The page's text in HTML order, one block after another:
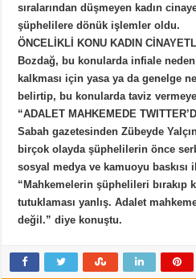
sıralarından düşmeyen kadın
şüphelilere dönük işlemler oldu.
ÖNCELİKLİ KONU KADIN
Bozdağ, bu konularda infiale
kalkması için yasa ya da genelge
belirtip, bu konularda taviz
“ADALET MAHKEMEDE
Sabah gazetesinden Zübeyde
birçok olayda şüphelilerin önce
sosyal medya ve kamuoyu baskısı
“Mahkemelerin şüphelileri bırakıp
tutuklaması yanlış. Adalet
değil.” diye konuştu.